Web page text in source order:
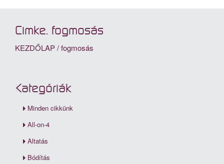
Cimke: fogmosás
KEZDŐLAP/fogmosás
Kategóriák
Minden cikkünk
All-on-4
Altatás
Bódítás